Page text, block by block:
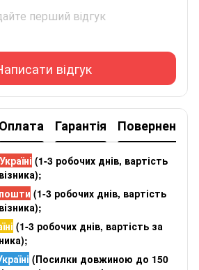
перший відгук
відгук
Оплата Гарантія Повернення
(1-3 робочих днів, вартість
(1-3 робочих днів, вартість
(1-3 робочих днів, вартість за
(Посилки довжиною до 150